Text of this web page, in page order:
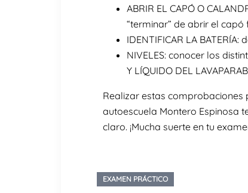
ABRIR EL CAPÓ O
“terminar” de abrir el capó
IDENTIFICAR LA
NIVELES: conocer los
Y LÍQUIDO DEL
Realizar estas comprobaciones
autoescuela Montero Espinosa
claro. ¡Mucha suerte en tu
EXAMEN PRÁCTICO